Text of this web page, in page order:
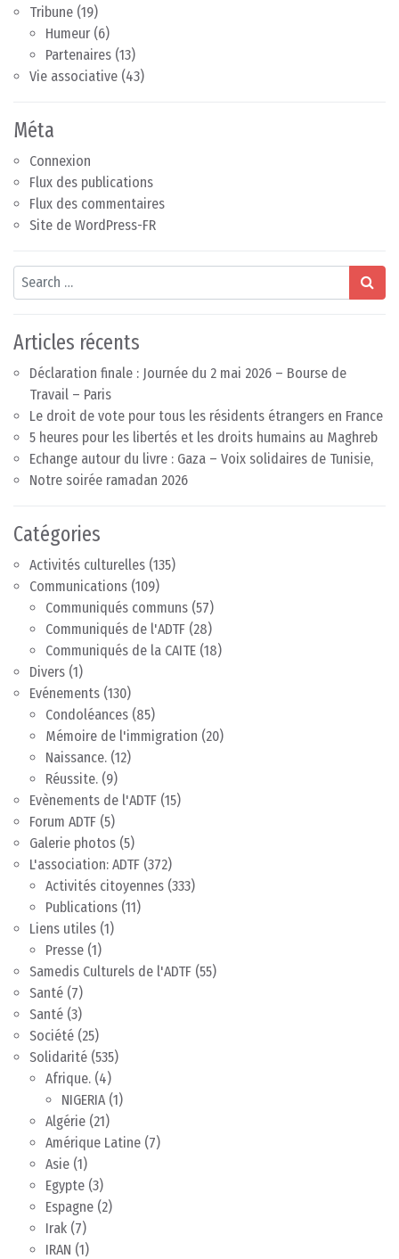
Tribune (19)
Humeur (6)
Partenaires (13)
Vie associative (43)
Méta
Connexion
Flux des publications
Flux des commentaires
Site de WordPress-FR
Search
Articles récents
Déclaration finale : Journée du 2 mai 2026 – Bourse de
Travail – Paris
Le droit de vote pour tous les résidents étrangers en France
5 heures pour les libertés et les droits humains au Maghreb
Echange autour du livre : Gaza – Voix solidaires de Tunisie,
Notre soirée ramadan 2026
Catégories
Activités culturelles (135)
Communications (109)
Communiqués communs (57)
Communiqués de l'ADTF (28)
Communiqués de la CAITE (18)
Divers (1)
Evénements (130)
Condoléances (85)
Mémoire de l'immigration (20)
Naissance. (12)
Réussite. (9)
Evènements de l'ADTF (15)
Forum ADTF (5)
Galerie photos (5)
L'association: ADTF (372)
Activités citoyennes (333)
Publications (11)
Liens utiles (1)
Presse (1)
Samedis Culturels de l'ADTF (55)
Santé (7)
Santé (3)
Société (25)
Solidarité (535)
Afrique. (4)
NIGERIA(1)
Algérie (21)
Amérique Latine (7)
Asie (1)
Egypte (3)
Espagne (2)
Irak (7)
IRAN (1)